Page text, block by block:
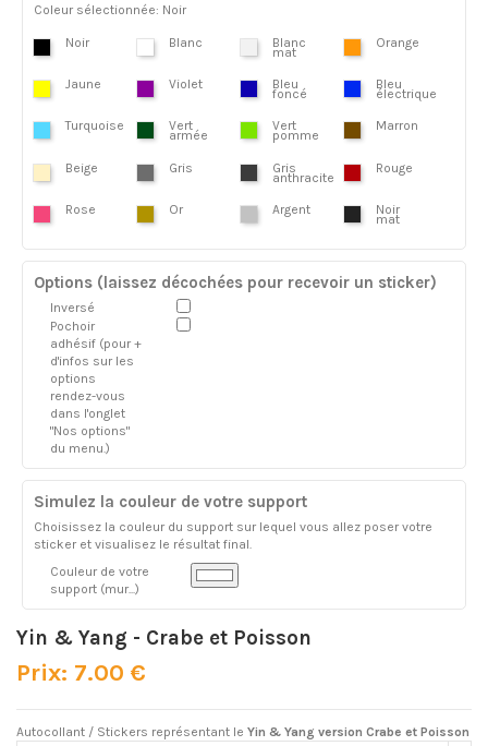
Coleur sélectionnée: Noir
Noir Blanc Blanc
mat
Orange
Jaune Violet Bleu
foncé
Bleu
électrique
Turquoise Vert
armée
Vert
pomme
Marron
Beige Gris Gris
anthracite
Rouge
Rose Or Argent Noir
mat
Options (laissez décochées pour recevoir un sticker)
Inversé
Pochoir
adhésif (pour +
d'infos sur les
options
rendez-vous
dans l'onglet
"Nos options"
du menu.)
Simulez la couleur de votre support
Choisissez la couleur du support sur lequel vous allez poser votre
sticker et visualisez le résultat final.
Couleur de votre
support (mur...)
Yin & Yang - Crabe et Poisson
Prix: 7.00 €
Autocollant / Stickers représentant le Yin & Yang version Crabe et Poisson